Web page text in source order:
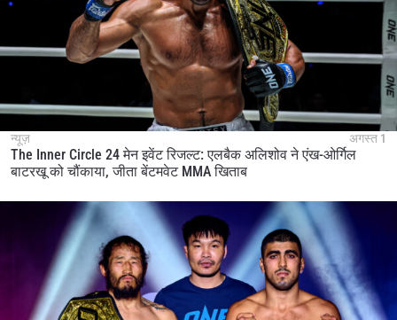
न्यूज़ अगस्त 1
The Inner Circle 24 मेन इवेंट रिजल्ट: एलबैक अलिशोव ने एंख-ओर्गिल
बाटरखू को चौंकाया, जीता बेंटमवेट MMA खिताब